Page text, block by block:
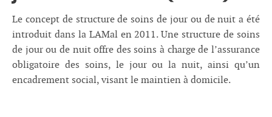
Qualité des soins
Le concept de structure de soins de jour ou de nuit a été
introduit dans la LAMal en 2011. Une structure de soins
de jour ou de nuit offre des soins à charge de l’assurance
obligatoire des soins, le jour ou la nuit, ainsi qu’un
encadrement social, visant le maintien à domicile.